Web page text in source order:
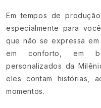
Em tempos de
especialmente para
que não se expressa em
em conforto, em
personalizados da
eles contam histórias,
momentos.